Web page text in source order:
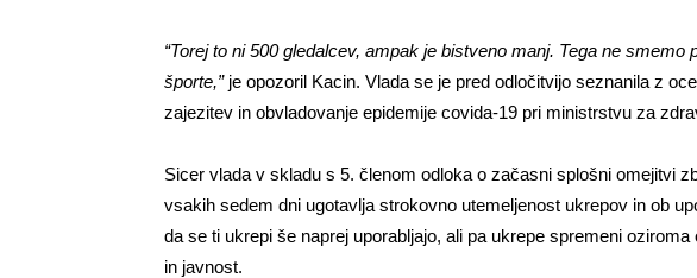
“Torej to ni 500 gledalcev, ampak je bistveno manj. Tega ne
športe,”je opozoril Kacin. Vlada se je pred odločitvijo seznanila z
zajezitev in obvladovanje epidemije covida-19 pri ministrstvu za
Sicer vlada v skladu s 5. členom odloka o začasni splošni omejitvi
vsakih sedem dni ugotavlja strokovno utemeljenost ukrepov in ob
da se ti ukrepi še naprej uporabljajo, ali pa ukrepe spremeni
in javnost.